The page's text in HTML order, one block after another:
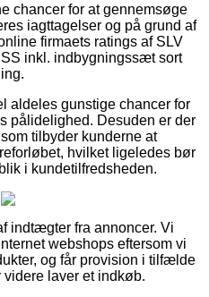
chancer for at gennemsøge
iagttagelser og på grund af
firmaets ratings af SLV
inkl. indbygningssæt sort
aldeles gunstige chancer for
pålidelighed. Desuden er der
tilbyder kunderne at
hvilket ligeledes bør
i kundetilfredsheden.
indtægter fra annoncer. Vi
webshops eftersom vi
og får provision i tilfælde
laver et indkøb.